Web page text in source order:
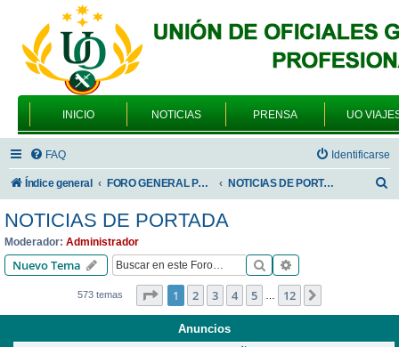
INICIO NOTICIAS PRENSA UO
FAQ Identificarse
Índice general FORO GENERAL PARA TODOS LOS USUARIOS NOTICIAS DE PORTADA
NOTICIAS DE PORTADA
Moderador: Administrador
Nuevo Tema Buscar
573 temas Página de 12
1 2 3 4 5 … 12
Anuncios